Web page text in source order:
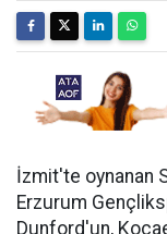
İzmit'te oynanan
Erzurum
Dunford'un,